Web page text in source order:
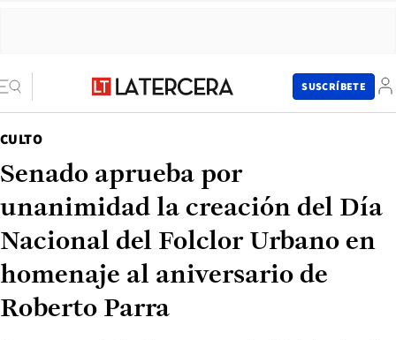
SUSCRÍBETE
CULTO
Senado aprueba por
unanimidad la creación del Día
Nacional del Folclor Urbano en
homenaje al aniversario de
Roberto Parra